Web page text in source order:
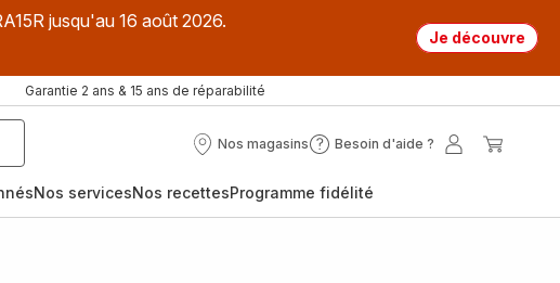
jusqu'au 16 août 2026.
Je découvre
Garantie 2 ans & 15 ans de réparabilité
Nos magasins
Nos
Besoin d'aide ?
Besoin
?
Mon
Nos servicesNos recettesProgramme fidélité